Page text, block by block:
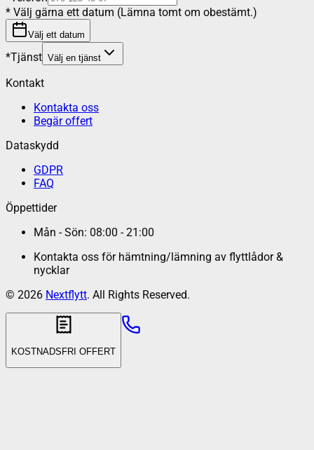
* Välj gärna ett datum (Lämna tomt om obestämt.)
Välj ett datum
*Tjänst Välj en tjänst
Kontakt
Kontakta oss
Begär offert
Dataskydd
GDPR
FAQ
Öppettider
Mån - Sön: 08:00 - 21:00
Kontakta oss för hämtning/lämning av flyttlådor &
nycklar
© 2026 Nextflytt. All Rights Reserved.
KOSTNADSFRI OFFERT